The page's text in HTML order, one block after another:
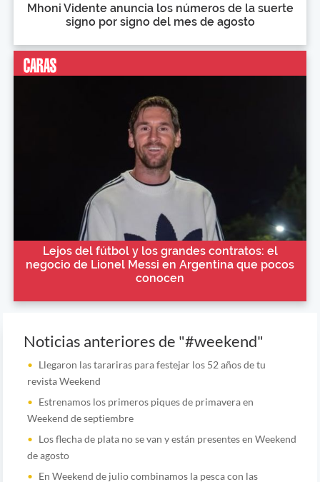
Mhoni Vidente anuncia los números de la suerte
signo por signo del mes de agosto
Lejos del fútbol y los grandes contratos: el
negocio de Lionel Messi en Argentina que pocos
conocen
Noticias anteriores de "#weekend"
Llegaron las tarariras para festejar los 52 años de tu
revista Weekend
Estrenamos los primeros piques de primavera en
Weekend de septiembre
Los flecha de plata no se van y están presentes en Weekend
de agosto
En Weekend de julio combinamos la pesca con las